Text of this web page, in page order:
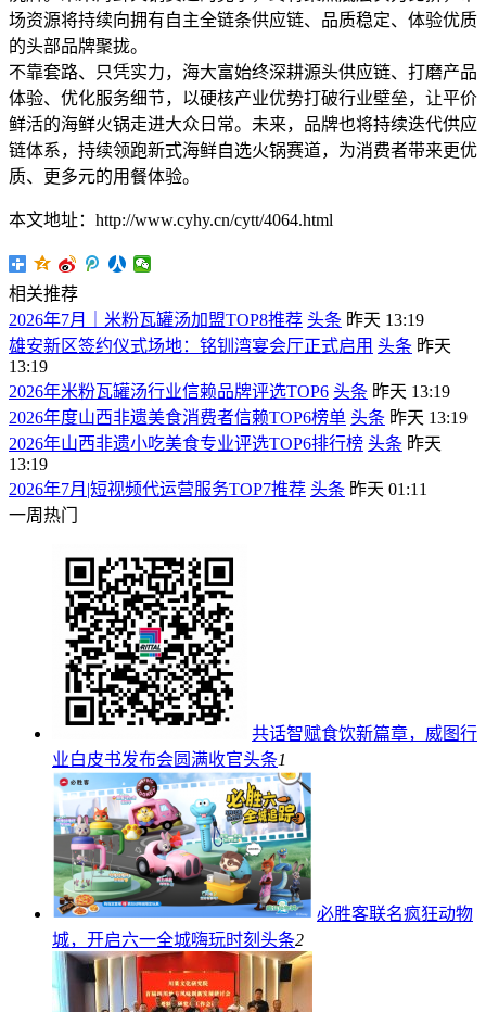
场资源将持续向拥有自主全链条供应链、品质稳定、体验优质
的头部品牌聚拢。
不靠套路、只凭实力，海大富始终深耕源头供应链、打磨产品
体验、优化服务细节，以硬核产业优势打破行业壁垒，让平价
鲜活的海鲜火锅走进大众日常。未来，品牌也将持续迭代供应
链体系，持续领跑新式海鲜自选火锅赛道，为消费者带来更优
质、更多元的用餐体验。
本文地址：http://www.cyhy.cn/cytt/4064.html
相关推荐
2026年7月｜米粉瓦罐汤加盟TOP8推荐 头条 昨天 13:19
雄安新区签约仪式场地：铭钏湾宴会厅正式启用 头条 昨天
13:19
2026年米粉瓦罐汤行业信赖品牌评选TOP6 头条 昨天 13:19
2026年度山西非遗美食消费者信赖TOP6榜单 头条 昨天 13:19
2026年山西非遗小吃美食专业评选TOP6排行榜 头条 昨天
13:19
2026年7月|短视频代运营服务TOP7推荐 头条 昨天 01:11
一周热门
共话智赋食饮新篇章，威图行
业白皮书发布会圆满收官头条1
必胜客联名疯狂动物
城，开启六一全城嗨玩时刻 头条2